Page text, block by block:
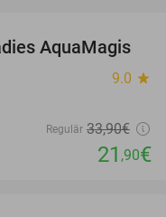
35%
AquaMagis
9.0 star
Regulär 33,90€
21 ,90€